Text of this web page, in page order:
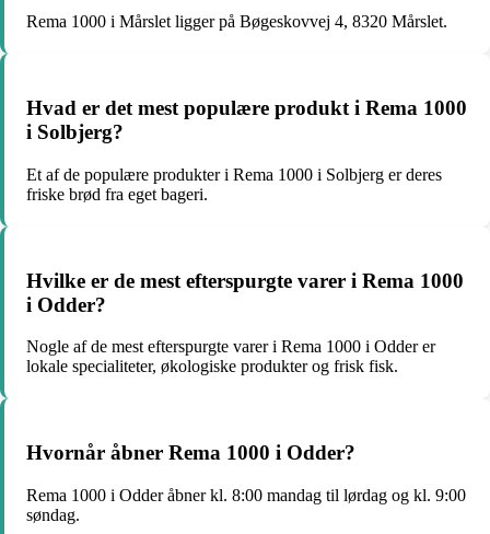
Rema 1000 i Mårslet ligger på Bøgeskovvej 4, 8320 Mårslet.
Hvad er det mest populære produkt i Rema 1000
i Solbjerg?
Et af de populære produkter i Rema 1000 i Solbjerg er deres
friske brød fra eget bageri.
Hvilke er de mest efterspurgte varer i Rema 1000
i Odder?
Nogle af de mest efterspurgte varer i Rema 1000 i Odder er
lokale specialiteter, økologiske produkter og frisk fisk.
Hvornår åbner Rema 1000 i Odder?
Rema 1000 i Odder åbner kl. 8:00 mandag til lørdag og kl. 9:00
søndag.